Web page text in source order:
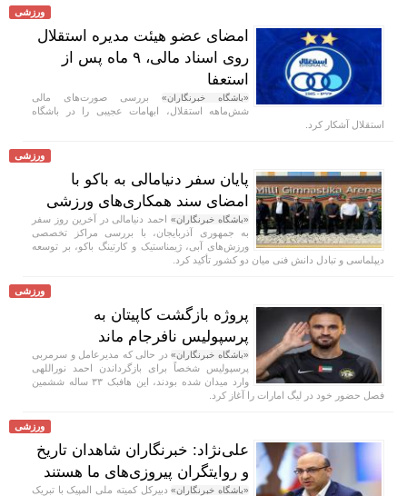
ورزشی
امضای عضو هیئت مدیره استقلال
روی اسناد مالی، ۹ ماه پس از
استعفا
«باشگاه خبرنگاران» بررسی صورت‌های مالی
شش‌ماهه استقلال، ابهامات عجیبی را در باشگاه
استقلال آشکار کرد.
ورزشی
پایان سفر دنیامالی به باکو با
امضای سند همکاری‌های ورزشی
«باشگاه خبرنگاران»احمد دنیامالی در آخرین روز سفر
به جمهوری آذربایجان، با بررسی مراکز تخصصی
ورزش‌های آبی، ژیمناستیک و کارتینگ باکو، بر توسعه
دیپلماسی و تبادل دانش فنی میان دو کشور تأکید کرد.
ورزشی
پروژه بازگشت کاپیتان به
پرسپولیس نافرجام ماند
«باشگاه خبرنگاران»در حالی که مدیرعامل و سرمربی
پرسپولیس شخصاً برای بازگرداندن احمد نوراللهی
وارد میدان شده بودند، این هافبک ۳۳ ساله ششمین
فصل حضور خود در لیگ امارات را آغاز کرد.
ورزشی
علی‌نژاد: خبرنگاران شاهدان تاریخ
و روایتگران پیروزی‌های ما هستند
«باشگاه خبرنگاران»دبیرکل کمیته ملی المپیک با تبریک